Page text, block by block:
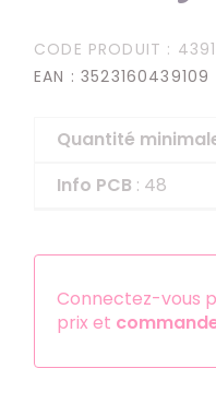
Sets d'accessoires
CODE PRODUIT :
EAN : 3523160439109
Quantité
Info PCB : 48
Connectez-vous
prix et